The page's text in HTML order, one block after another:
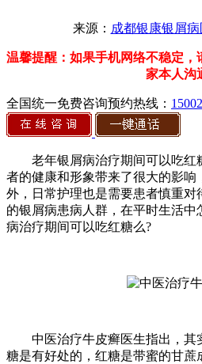
来源： 成都银康银屑病
温馨提醒：如果手机网络不稳定
家本人沟
全国统一免费咨询预约热线：
老年银屑病治疗期间可以吃红
者的健康和形象带来了很大的影响
外，日常护理也是需要患者慎重
的银屑病患病人群，在平时生活中
病治疗期间可以吃红糖么?
中医治疗牛皮癣医生指出，其
糖是有好处的，红糖是带蜜的甘